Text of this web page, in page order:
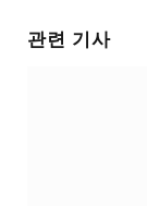
관련 기사